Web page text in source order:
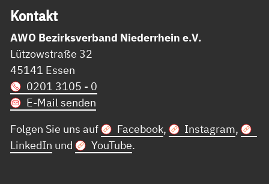
Kon­takt
AWO Bezirksverband Niederrhein e.V.
Lützowstraße 32
45141 Essen
0201 3105 - 0
E-Mail senden
Folgen Sie uns auf
Facebook, Instagram,
LinkedIn und YouTube.